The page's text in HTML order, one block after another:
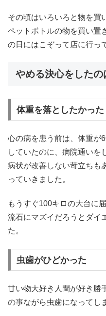
その頃はいろいろと物を買
ペットボトルの物を買い置
の日にはこぞって店に行っ
やめる決心をしたの
体重を落としたかった
心の病を患う前は、体重が
していたのに、病院通いを
病状が改善しない苛立ちも
っていきました。
もうすぐ100キロの大台に
流石にマズイだろうとダイ
た。
虫歯がひどかった
甘い物大好き人間が好き勝
の事ながら虫歯になってし